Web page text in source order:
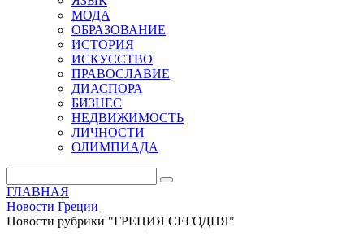
МОДА
ОБРАЗОВАНИЕ
ИСТОРИЯ
ИСКУССТВО
ПРАВОСЛАВИЕ
ДИАСПОРА
БИЗНЕС
НЕДВИЖИМОСТЬ
ЛИЧНОСТИ
ОЛИМПИАДА
ГЛАВНАЯ
Новости Греции
Новости рубрики "ГРЕЦИЯ СЕГОДНЯ"